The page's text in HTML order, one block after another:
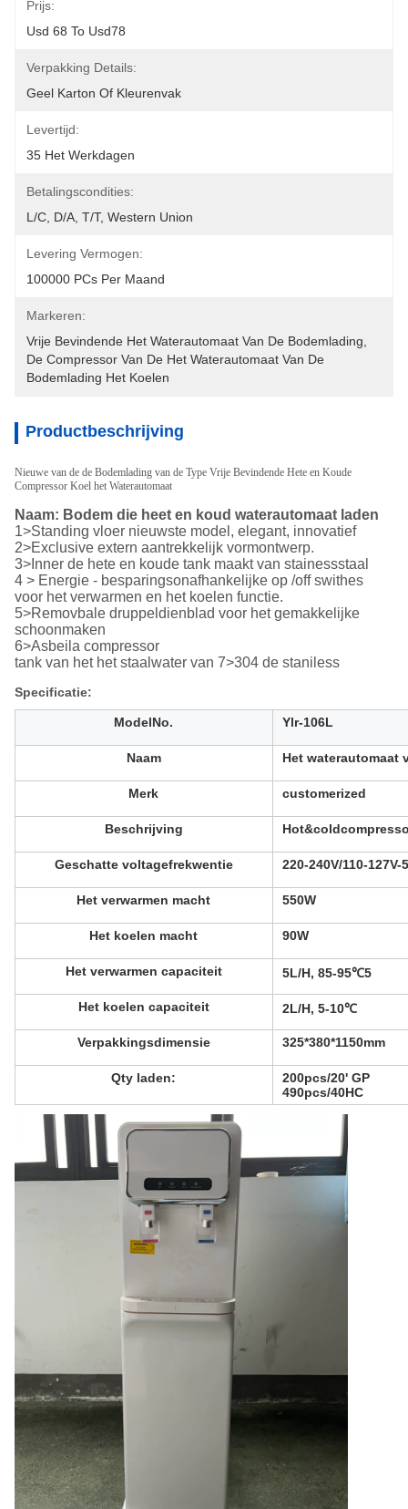
Prijs:
Usd 68 To Usd78
Verpakking Details:
Geel Karton Of Kleurenvak
Levertijd:
35 Het Werkdagen
Betalingscondities:
L/C, D/A, T/T, Western Union
Levering Vermogen:
100000 PCs Per Maand
Markeren:
Vrije Bevindende Het Waterautomaat Van De Bodemlading
De Compressor Van De Het Waterautomaat Van De
Bodemlading Het Koelen
Productbeschrijving
Nieuwe van de de Bodemlading van de Type Vrije Bevindende Hete en Koude
Compressor Koel het Waterautomaat
Naam: Bodem die heet en koud waterautomaat laden
1>Standing vloer nieuwste model, elegant, innovatief
2>Exclusive extern aantrekkelijk vormontwerp.
3>Inner de hete en koude tank maakt van stainessstaal
4 > Energie - besparingsonafhankelijke op /off swithes
voor het verwarmen en het koelen functie.
5>Removbale druppeldienblad voor het gemakkelijke
schoonmaken
6>Asbeila compressor
tank van het het staalwater van 7>304 de staniless
Specificatie:
ModelNo. Ylr-106L
Naam Het waterautomaat
Merk customerized
Beschrijving
Geschatte voltagefrekwentie 220-240V/110-127V-
Het verwarmen macht 550W
Het koelen macht 90W
Het verwarmen capaciteit 5L/H, 85-95℃5
Het koelen capaciteit 2L/H, 5-10℃
Verpakkingsdimensie 325*380*1150mm
Qty laden:
200pcs/20' GP
490pcs/40HC